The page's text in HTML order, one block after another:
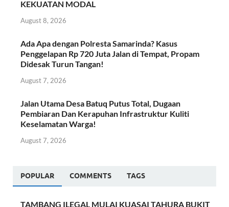
KEKUATAN MODAL
August 8, 2026
Ada Apa dengan Polresta Samarinda? Kasus
Penggelapan Rp 720 Juta Jalan di Tempat, Propam
Didesak Turun Tangan!
August 7, 2026
Jalan Utama Desa Batuq Putus Total, Dugaan
Pembiaran Dan Kerapuhan Infrastruktur Kuliti
Keselamatan Warga!
August 7, 2026
POPULAR COMMENTS TAGS
TAMBANG ILEGAL MULAI KUASAI TAHURA BUKIT